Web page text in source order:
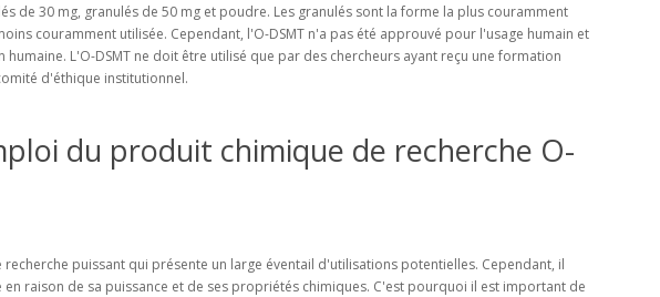
de 30 mg, granulés de 50 mg et poudre. Les granulés sont la forme la plus couramment
couramment utilisée. Cependant, l'O-DSMT n'a pas été approuvé pour l'usage humain et
L'O-DSMT ne doit être utilisé que par des chercheurs ayant reçu une formation
d'éthique institutionnel.
du produit chimique de recherche O-
recherche puissant qui présente un large éventail d'utilisations potentielles. Cependant, il
raison de sa puissance et de ses propriétés chimiques. C'est pourquoi il est important de